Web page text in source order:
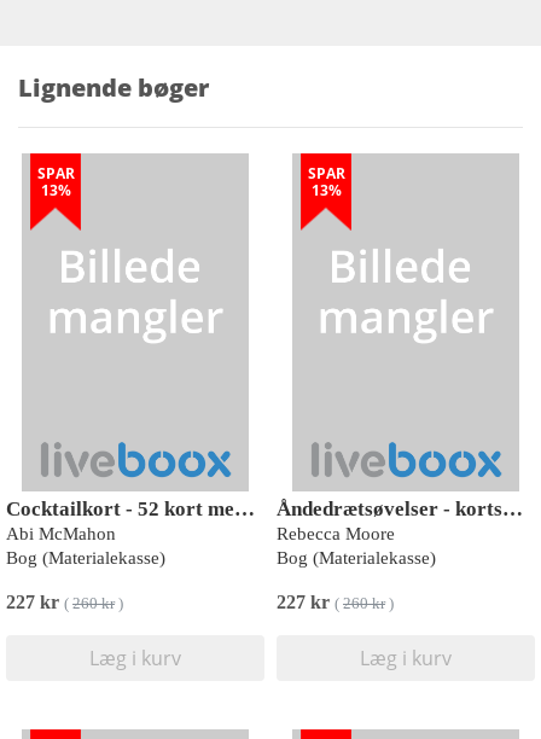
Lignende bøger
SPAR
13%
Cocktailkort - 52 kort med klassiske og moderne cocktailopskrifter til enhver lejlighed
Abi McMahon
Bog (Materialekasse)
227 kr ( 260 kr)
Læg i kurv
SPAR
13%
Åndedrætsøvelser - kortsæt - 50 åndedrætsmeditationer for sindet, kroppen og selvet
Rebecca Moore
Bog (Materialekasse)
227 kr ( 260 kr)
Læg i kurv